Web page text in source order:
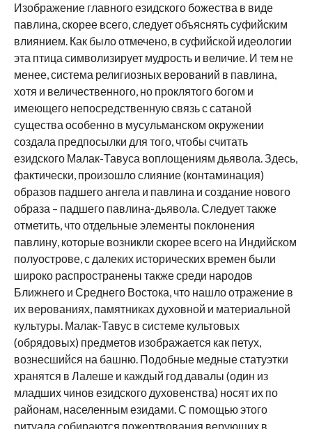
Изображение главного езидского божества в виде
павлина, скорее всего, следует объяснять суфийским
влиянием. Как было отмечено, в суфийской идеологии
эта птица символизирует мудрость и величие. И тем не
менее, система религиозных верований в павлина,
хотя и величественного, но проклятого богом и
имеющего непосредственную связь с сатаной
существа особенно в мусульманском окружении
создала предпосылки для того, чтобы считать
езидского Малак-Тавуса воплощениям дьявола. Здесь,
фактически, произошло слияние (контаминация)
образов падшего ангела и павлина и создание нового
образа – падшего павлина-дьяволa. Следует также
отметить, что отдельные элементы поклонения
павлину, которые возникли скорее всего на Индийском
полуострове, с далеких исторических времен были
широко распространены также среди народов
Ближнего и Среднего Востока, что нашло отражение в
их верованиях, памятниках духовной и материальной
культуры. Малак-Тавус в системе культовых
(обрядовых) предметов изображается как петух,
вознесшийся на башню. Подобные медные статуэтки
хранятся в Лалеше и каждый год давалы (один из
младших чинов езидского духовенства) носят их по
районам, населенным езидами. С помощью этого
ритуала собираются пожертвования верующих в